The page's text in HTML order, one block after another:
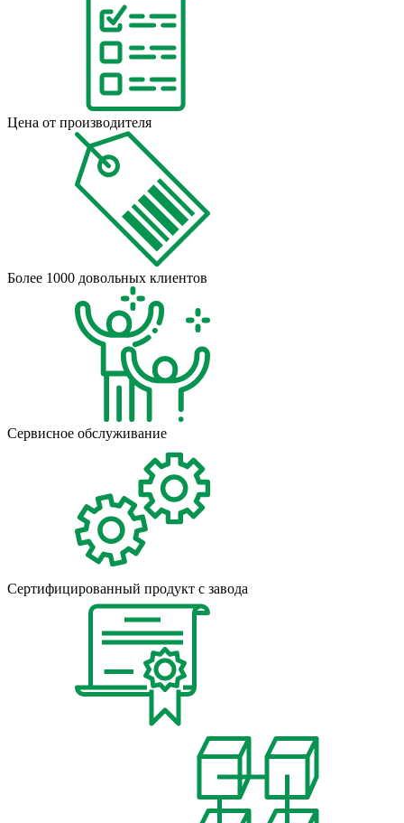
Цена от производителя
Более 1000 довольных клиентов
Сервисное обслуживание
Сертифицированный продукт с завода